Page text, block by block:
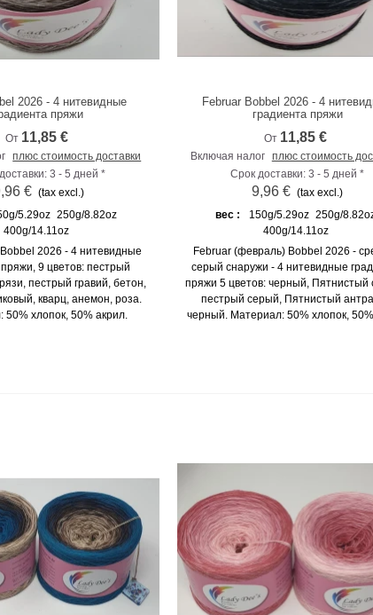
2026 - 4 нитевидные
пряжи
От 11,85 €
плюс стоимость доставки
3 - 5 дней *
€ (tax excl.)
5.29oz 250g/8.82oz
400g/14.11oz
2026 - 4 нитевидные
9 цветов: пестрый
пестрый гравий, бетон,
кварц, анемон, роза.
50% хлопок, 50% акрил.
К сравнению
Februar Bobbel 2026 - 4
градиента пряжи
От 11,85 €
Включая налог плюс стоимость
Срок доставки: 3 - 5 дней *
9,96 € (tax excl.)
вес :
150g/5.29oz 250g/
400g/14.11oz
Februar (февраль) Bobbel 2026 -
серый снаружи - 4 нитевидные
пряжи 5 цветов: черный, Пятнистый
пестрый серый, Пятнистый
черный. Материал: 50% хлопок,